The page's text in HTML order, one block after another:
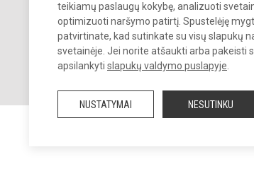
teikiamų paslaugų kokybę, analizuoti
optimizuoti naršymo patirtį. Spustelėję
patvirtinate, kad sutinkate su visų slapukų
svetainėje. Jei norite atšaukti arba pakeisti
apsilankyti slapukų valdymo puslapyje
NUSTATYMAI NESUTINKU
© 2024. Mažeikių lopšelis - darželis „Buratinas“.
Kopijuoti turinį be raštiško įstaigos administracijos